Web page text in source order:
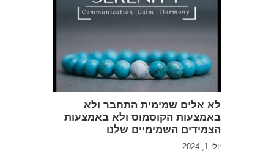
לא אלים שמימית התחבר ולא
באמצעות הקוסמוס ולא באמצעות
הצמידים השמימיים שלנו
יולי 1, 2024